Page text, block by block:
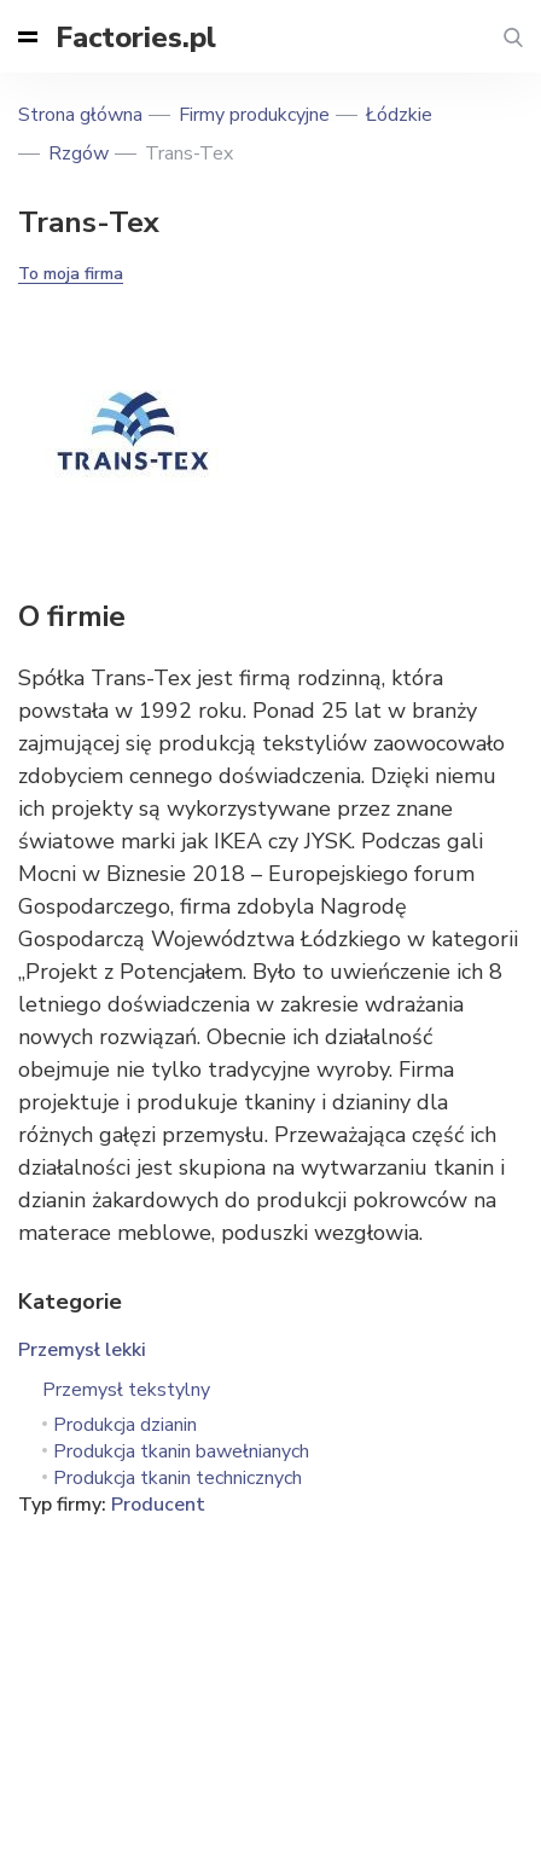
Factories.pl
Strona główna Firmy produkcyjne
Łódzkie
Rzgów
Trans-Tex
Trans-Tex
To moja firma
O firmie
Spółka Trans-Tex jest firmą rodzinną, która
powstała w 1992 roku. Ponad 25 lat w branży
zajmującej się produkcją tekstyliów zaowocowało
zdobyciem cennego doświadczenia. Dzięki niemu
ich projekty są wykorzystywane przez znane
światowe marki jak IKEA czy JYSK. Podczas gali
Mocni w Biznesie 2018 – Europejskiego forum
Gospodarczego, firma zdobyla Nagrodę
Gospodarczą Województwa Łódzkiego w kategorii
„Projekt z Potencjałem. Było to uwieńczenie ich 8
letniego doświadczenia w zakresie wdrażania
nowych rozwiązań. Obecnie ich działalność
obejmuje nie tylko tradycyjne wyroby. Firma
projektuje i produkuje tkaniny i dzianiny dla
różnych gałęzi przemysłu. Przeważająca część ich
działalności jest skupiona na wytwarzaniu tkanin i
dzianin żakardowych do produkcji pokrowców na
materace meblowe, poduszki wezgłowia.
Kategorie
Przemysł lekki
Przemysł tekstylny
Produkcja dzianin
Produkcja tkanin bawełnianych
Produkcja tkanin technicznych
Typ firmy: Producent